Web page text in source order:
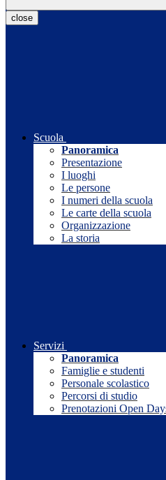
close
Scuola
Panoramica
Presentazione
I luoghi
Le persone
I numeri della scuola
Le carte della scuola
Organizzazione
La storia
Servizi
Panoramica
Famiglie e studenti
Personale scolastico
Percorsi di studio
Prenotazioni Open